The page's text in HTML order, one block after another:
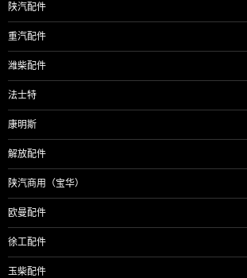
陕汽配件
重汽配件
潍柴配件
法士特
康明斯
解放配件
陕汽商用（宝华）
欧曼配件
徐工配件
玉柴配件